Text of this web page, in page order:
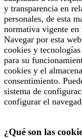
y transparencia en
personales, de esta
normativa vigente en
Navegar por esta
cookies y
para su
cookies y el
consentimiento.
sistema de
configurar el
¿Qué son las